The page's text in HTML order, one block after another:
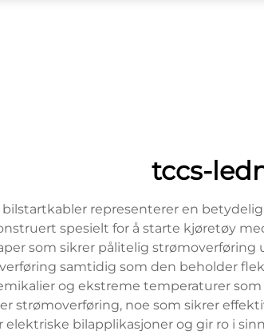
tccs-
bilstartkabler representerer en
spesielt for å starte kjøretøy
som sikrer pålitelig
samtidig som den beholder
og ekstreme temperaturer
strømoverføring, noe som sikrer
elektriske bilapplikasjoner og gir ro i